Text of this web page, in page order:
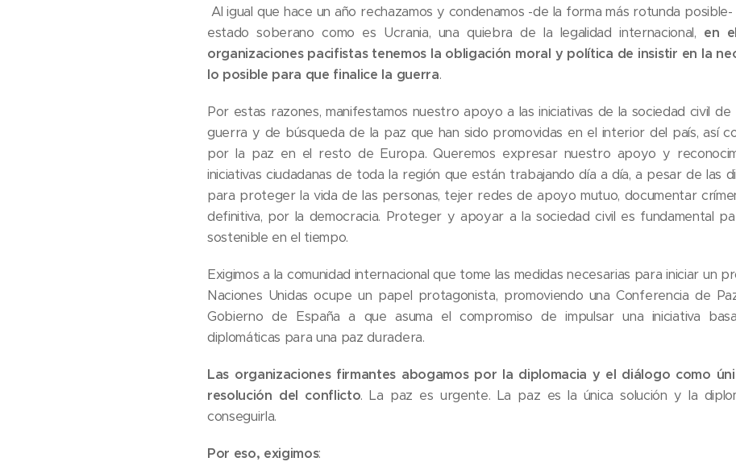
Al igual que hace un año rechazamos y condenamos -de la forma más rotunda
estado soberano como es Ucrania, una quiebra de la legalidad internacional, en
organizaciones pacifistas tenemos la obligación moral y política de insistir en la
lo posible para que finalice la guerra.
Por estas razones, manifestamos nuestro apoyo a las iniciativas de la sociedad civil de
guerra y de búsqueda de la paz que han sido promovidas en el interior del país, así
por la paz en el resto de Europa. Queremos expresar nuestro apoyo y
iniciativas ciudadanas de toda la región que están trabajando día a día, a pesar de las
para proteger la vida de las personas, tejer redes de apoyo mutuo, documentar
definitiva, por la democracia. Proteger y apoyar a la sociedad civil es fundamental
sostenible en el tiempo.
Exigimos a la comunidad internacional que tome las medidas necesarias para iniciar un
Naciones Unidas ocupe un papel protagonista, promoviendo una Conferencia de
Gobierno de España a que asuma el compromiso de impulsar una iniciativa
diplomáticas para una paz duradera.
Las organizaciones firmantes abogamos por la diplomacia y el diálogo como
resolución del conflicto. La paz es urgente. La paz es la única solución y la
conseguirla.
Por eso, exigimos: